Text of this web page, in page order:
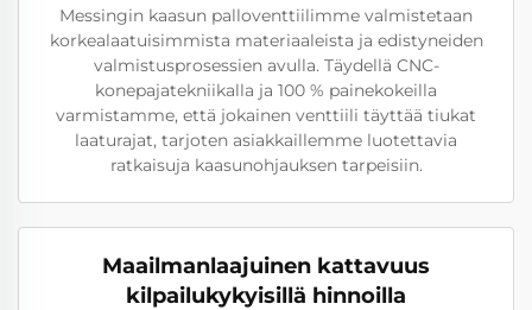
Messingin kaasun palloventtiilimme valmistetaan
korkealaatuisimmista materiaaleista ja edistyneiden
valmistusprosessien avulla. Täydellä CNC-
konepajatekniikalla ja 100 % painekokeilla
varmistamme, että jokainen venttiili täyttää tiukat
laaturajat, tarjoten asiakkaillemme luotettavia
ratkaisuja kaasunohjauksen tarpeisiin.
Maailmanlaajuinen kattavuus
kilpailukykyisillä hinnoilla